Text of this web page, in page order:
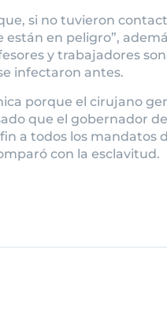
si no tuvieron
están en peligro”,
y trabajadores son
infectaron antes.
porque el cirujano
que el gobernador
a todos los mandatos
con la esclavitud.